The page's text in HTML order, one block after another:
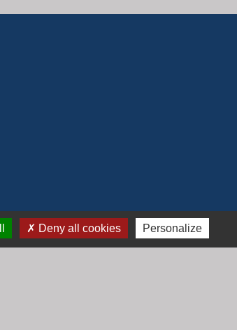
Deny all cookies Personalize